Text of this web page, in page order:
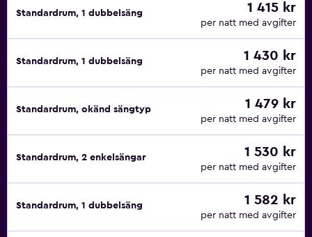
Standardrum, 1 dubbelsäng 1 415 kr
per natt med avgifter
Standardrum, 1 dubbelsäng 1 430 kr
per natt med avgifter
Standardrum, okänd sängtyp 1 479 kr
per natt med avgifter
Standardrum, 2 enkelsängar 1 530 kr
per natt med avgifter
Standardrum, 1 dubbelsäng 1 582 kr
per natt med avgifter